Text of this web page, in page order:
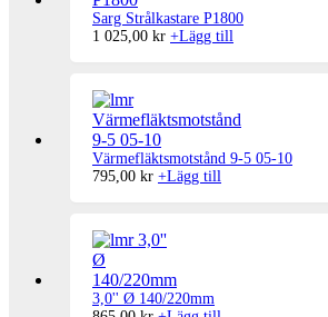
Sarg Strålkastare P1800
1 025,00 kr +Lägg till
Värmefläktsmotstånd 9-5 05-10
795,00 kr +Lägg till
3,0'' Ø 140/220mm